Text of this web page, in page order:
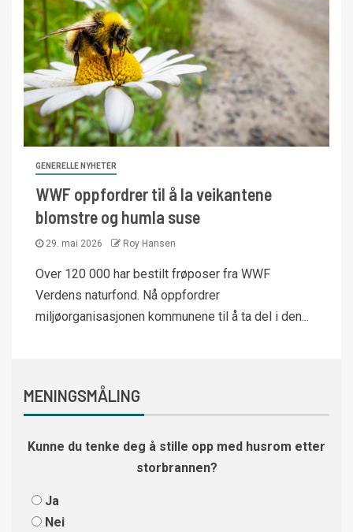
GENERELLE NYHETER
WWF oppfordrer til å la veikantene
blomstre og humla suse
29. mai 2026 Roy Hansen
Over 120 000 har bestilt frøposer fra WWF
Verdens naturfond. Nå oppfordrer
miljøorganisasjonen kommunene til å ta del i den...
MENINGSMÅLING
Kunne du tenke deg å stille opp med husrom etter
storbrannen?
Ja
Nei